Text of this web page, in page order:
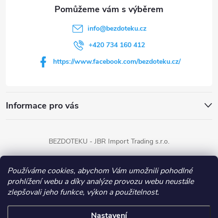
Používáme cookies, abychom Vám umožnili pohodlné
prohlížení webu a díky analýze provozu webu neustále
zlepšovali jeho funkce, výkon a použitelnost.
Nastavení
info@bezdoteku.cz
+420 734 160 412
https://www.facebook.com/bezdoteku.cz/
Informace pro vás
BEZDOTEKU - JBR Import Trading s.r.o.
Vytvořil Shoptet
Copyright 2026BEZDOTEKU . Všechna práva vyhrazena.